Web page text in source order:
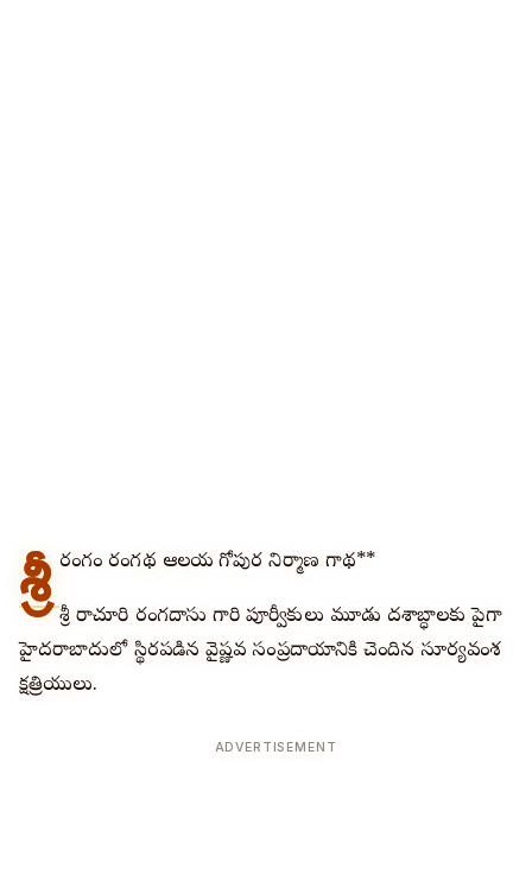
శ్రీ రంగం రంగనాథ ఆలయ గోపుర నిర్మాణ గాథ**
శ్రీ రాచూరి రంగదాసు గారి పూర్వీకులు మూడు దశాబ్ధాలకు పైగా
హైదరాబాదులో స్థిరపడిన వైష్ణవ సంప్రదాయానికి చెందిన సూర్యవంశ
క్షత్రియులు.
ADVERTISEMENT